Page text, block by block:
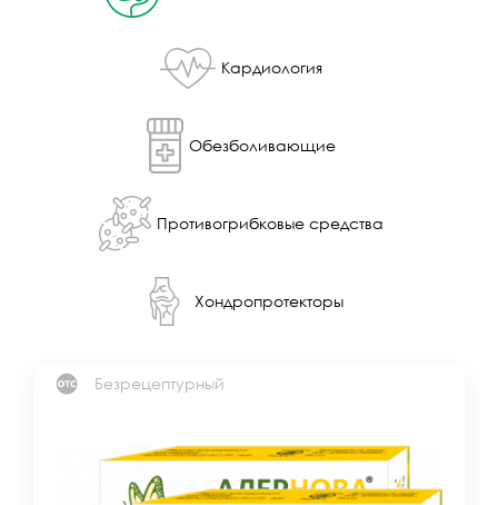
Кардиология
Обезболивающие
Противогрибковые средства
Хондропротекторы
Безрецептурный